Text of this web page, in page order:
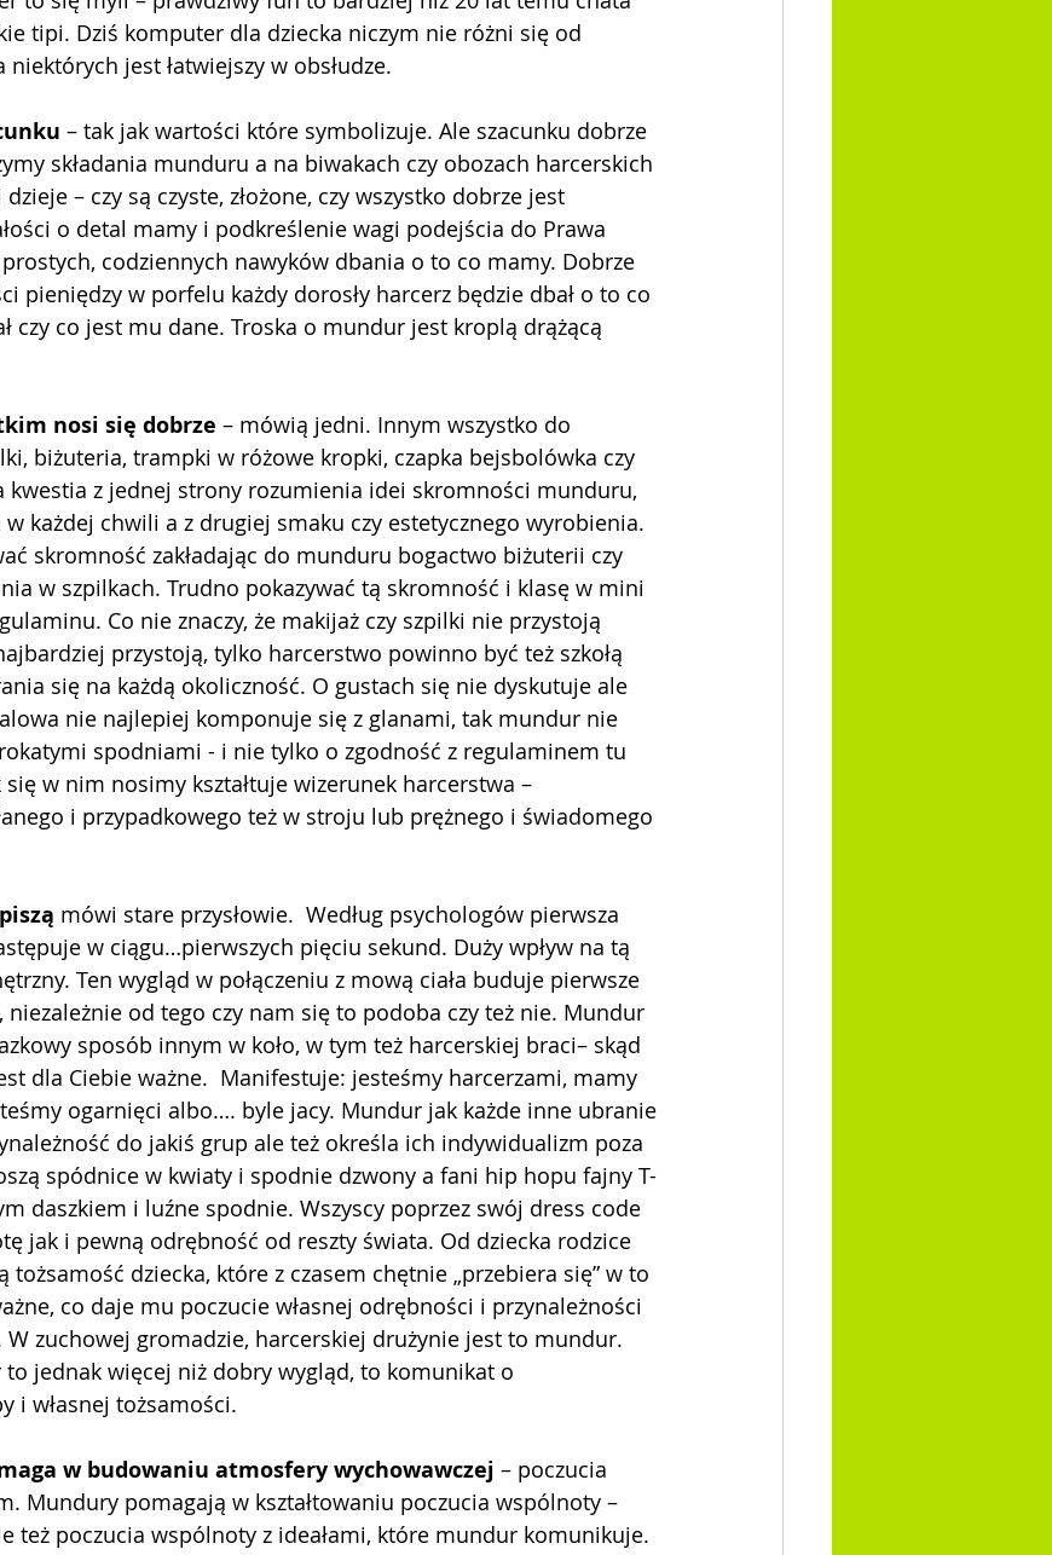
tipi. Dziś komputer dla dziecka niczym nie różni się od
jest łatwiejszy w obsłudze.
– tak jak wartości które symbolizuje. Ale szacunku dobrze
składania munduru a na biwakach czy obozach harcerskich
– czy są czyste, złożone, czy wszystko dobrze jest
o detal mamy i podkreślenie wagi podejścia do Prawa
codziennych nawyków dbania o to co mamy. Dobrze
pieniędzy w porfelu każdy dorosły harcerz będzie dbał o to co
czy co jest mu dane. Troska o mundur jest kroplą drążącą
nosi się dobrze – mówią jedni. Innym wszystko do
biżuteria, trampki w różowe kropki, czapka bejsbolówka czy
kwestia z jednej strony rozumienia idei skromności munduru,
każdej chwili a z drugiej smaku czy estetycznego wyrobienia.
skromność zakładając do munduru bogactwo biżuterii czy
w szpilkach. Trudno pokazywać tą skromność i klasę w mini
Co nie znaczy, że makijaż czy szpilki nie przystoją
przystoją, tylko harcerstwo powinno być też szkołą
się na każdą okoliczność. O gustach się nie dyskutuje ale
nie najlepiej komponuje się z glanami, tak mundur nie
spodniami - i nie tylko o zgodność z regulaminem tu
w nim nosimy kształtuje wizerunek harcerstwa –
i przypadkowego też w stroju lub prężnego i świadomego
mówi stare przysłowie.  Według psychologów pierwsza
w ciągu…pierwszych pięciu sekund. Duży wpływ na tą
Ten wygląd w połączeniu z mową ciała buduje pierwsze
od tego czy nam się to podoba czy też nie. Mundur
sposób innym w koło, w tym też harcerskiej braci– skąd
dla Ciebie ważne.  Manifestuje: jesteśmy harcerzami, mamy
ogarnięci albo…. byle jacy. Mundur jak każde inne ubranie
do jakiś grup ale też określa ich indywidualizm poza
spódnice w kwiaty i spodnie dzwony a fani hip hopu fajny T-
daszkiem i luźne spodnie. Wszyscy poprzez swój dress code
jak i pewną odrębność od reszty świata. Od dziecka rodzice
tożsamość dziecka, które z czasem chętnie „przebiera się” w to
co daje mu poczucie własnej odrębności i przynależności
zuchowej gromadzie, harcerskiej drużynie jest to mundur.
jednak więcej niż dobry wygląd, to komunikat o
i własnej tożsamości.
w budowaniu atmosfery wychowawczej – poczucia
Mundury pomagają w kształtowaniu poczucia wspólnoty –
też poczucia wspólnoty z ideałami, które mundur komunikuje.